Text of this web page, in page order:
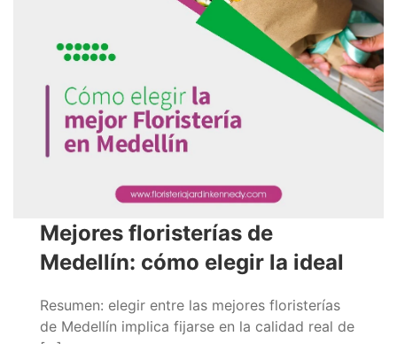
Mejores floristerías de
Medellín: cómo elegir la ideal
Resumen: elegir entre las mejores floristerías
de Medellín implica fijarse en la calidad real de